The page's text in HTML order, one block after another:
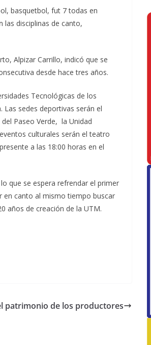
basquetbol, fut 7 todas en
disciplinas de canto,
Alpizar Carrillo, indicó que se
desde hace tres años.
Tecnológicas de los
Las sedes deportivas serán el
Paseo Verde, la Unidad
culturales serán el teatro
a las 18:00 horas en el
que se espera refrendar el primer
en canto al mismo tiempo buscar
años de creación de la UTM.
patrimonio de los productores